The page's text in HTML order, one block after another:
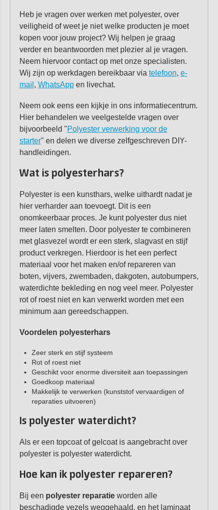
Heb je vragen over werken met polyester, over
veiligheid of weet je niet welke producten je moet
kopen voor jouw project? Wij helpen je graag
verder en beantwoorden met plezier al je vragen.
Neem hiervoor contact op met onze specialisten.
Wij zijn op werkdagen bereikbaar via telefoon, e-
mail , WhatsAppen livechat.
Neem ook eens een kijkje in ons informatiecentrum.
Hier behandelen we veelgestelde vragen over
bijvoorbeeld "Polyester verwerking voor de
starter" en delen we diverse zelfgeschreven DIY-
handleidingen.
Wat is polyesterhars?
Polyester is een kunsthars, welke uithardt nadat je
hier verharder aan toevoegt. Dit is een
onomkeerbaar proces. Je kunt polyester dus niet
meer laten smelten. Door polyester te combineren
met glasvezel wordt er een sterk, slagvast en stijf
product verkregen. Hierdoor is het een perfect
materiaal voor het maken en/of repareren van
boten, vijvers, zwembaden, dakgoten, autobumpers,
waterdichte bekleding en nog veel meer. Polyester
rot of roest niet en kan verwerkt worden met een
minimum aan gereedschappen.
Voordelen polyesterhars
Zeer sterk en stijf systeem
Rot of roest niet
Geschikt voor enorme diversiteit aan toepassingen
Goedkoop materiaal
Makkelijk te verwerken (kunststof vervaardigen of
reparaties uitvoeren)
Is polyester waterdicht?
Als er een topcoat of gelcoat is aangebracht over
polyester is polyester waterdicht.
Hoe kan ik polyester repareren?
Bij een polyester reparatieworden alle
beschadigde vezels weggehaald, en het laminaat